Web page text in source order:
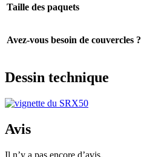
Taille des paquets
Avez-vous besoin de couvercles ?
Dessin technique
Avis
Il n’y a pas encore d’avis.